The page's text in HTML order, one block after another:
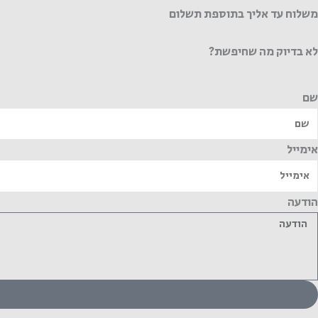
משלוח עד אליך בתוספת תשלום
לא בדיוק מה שחיפשת?
שם
אימייל
הודעה